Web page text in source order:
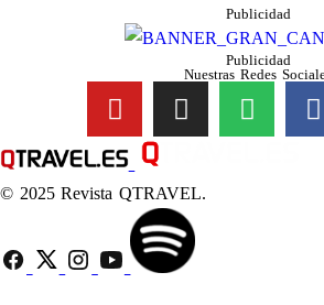
Publicidad
Publicidad
Nuestras Redes
© 2025 Revista QTRAVEL.